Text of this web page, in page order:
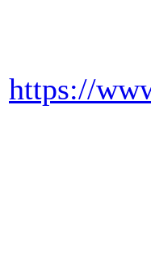
https://